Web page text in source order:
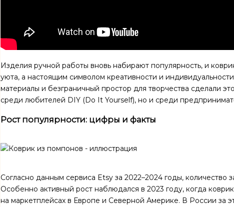
Изделия ручной работы вновь набирают популярность, и
уюта, а настоящим символом креативности и
материалы и безграничный простор для творчества сделали
среди любителей DIY (Do It Yourself), но и среди
Рост популярности: цифры и факты
Согласно данным сервиса Etsy за 2022–2024 годы, количество
Особенно активный рост наблюдался в 2023 году, когда
на маркетплейсах в Европе и Северной Америке. В России за